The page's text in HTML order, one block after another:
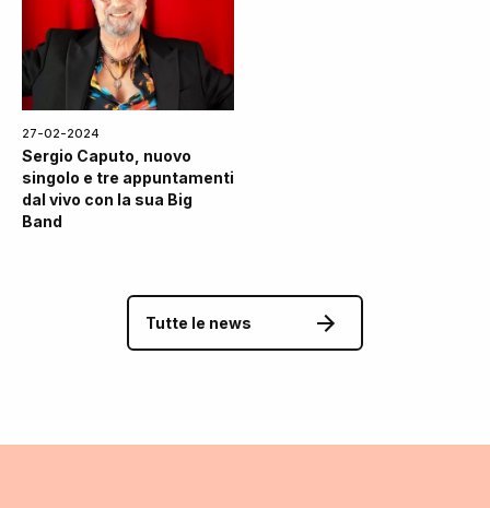
27-02-2024
Sergio Caputo, nuovo
singolo e tre appuntamenti
dal vivo con la sua Big
Band
Tutte le news